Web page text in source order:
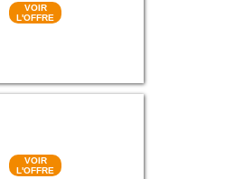
VOIR
L'OFFRE
VOIR
L'OFFRE